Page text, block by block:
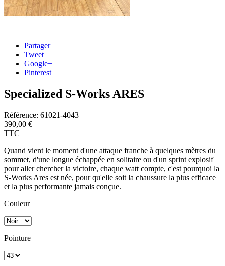
Partager
Tweet
Google+
Pinterest
Specialized S-Works ARES
Référence: 61021-4043
390,00 €
TTC
Quand vient le moment d'une attaque franche à quelques mètres du
sommet, d'une longue échappée en solitaire ou d'un sprint explosif
pour aller chercher la victoire, chaque watt compte, c'est pourquoi la
S-Works Ares est née, pour qu'elle soit la chaussure la plus efficace
et la plus performante jamais conçue.
Couleur
Pointure